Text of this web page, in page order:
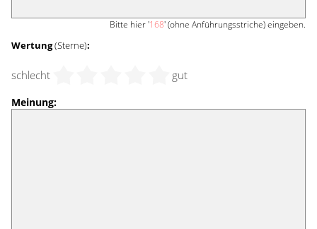
Bitte hier '168' (ohne Anführungsstriche) eingeben.
Wertung(Sterne):
schlecht gut
Meinung: